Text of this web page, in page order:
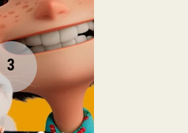
3
Sortie:
Genre:
Aventure
Duration: